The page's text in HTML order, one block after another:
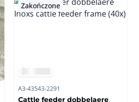
Zakończone
A3-43543-2291
Cattle feeder dobbelaere